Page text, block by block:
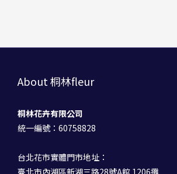
About 桐林fleur
桐林花卉有限公司
統一編號：60758828
台北花市實體門市地址：
臺北市內湖區新湖三路28號A館 1206攤